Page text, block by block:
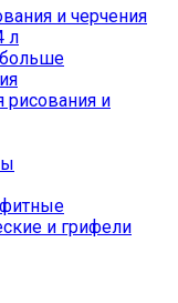
и черчения
л
и
и грифели